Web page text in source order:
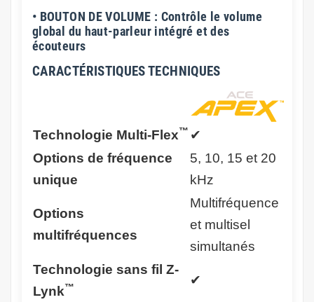
• BOUTON DE VOLUME : Contrôle le volume
global du haut-parleur intégré et des
écouteurs
CARACTÉRISTIQUESTECHNIQUES
Technologie Multi-Flex™ ✔
Options de fréquence
unique
5, 10, 15 et 20
kHz
Options
multifréquences
Multifréquence
et multisel
simultanés
Technologie sans fil Z-
Lynk™ ✔